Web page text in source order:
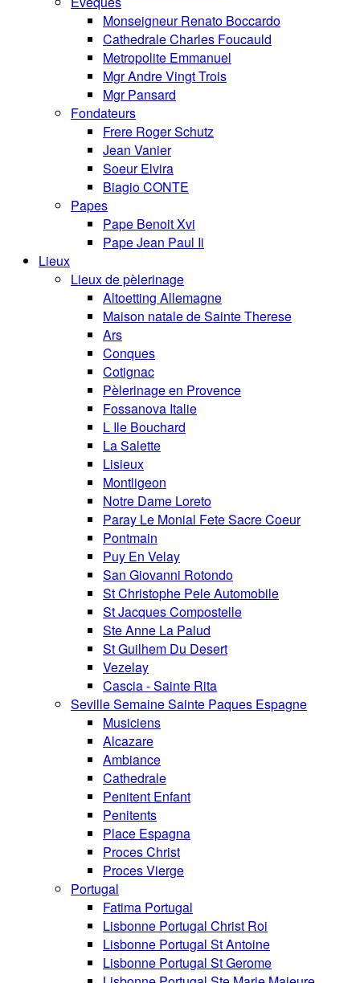
Monseigneur Renato Boccardo
Cathedrale Charles Foucauld
Metropolite Emmanuel
Mgr Andre Vingt Trois
Mgr Pansard
Fondateurs
Frere Roger Schutz
Jean Vanier
Soeur Elvira
Biagio CONTE
Papes
Pape Benoit Xvi
Pape Jean Paul Ii
Lieux
Lieux de pèlerinage
Altoetting Allemagne
Maison natale de Sainte Therese
Ars
Conques
Cotignac
Pèlerinage en Provence
Fossanova Italie
L Ile Bouchard
La Salette
Lisieux
Montligeon
Notre Dame Loreto
Paray Le Monial Fete Sacre Coeur
Pontmain
Puy En Velay
San Giovanni Rotondo
St Christophe Pele Automobile
St Jacques Compostelle
Ste Anne La Palud
St Guilhem Du Desert
Vezelay
Cascia - Sainte Rita
Seville Semaine Sainte Paques Espagne
Musiciens
Alcazare
Ambiance
Cathedrale
Penitent Enfant
Penitents
Place Espagna
Proces Christ
Proces Vierge
Portugal
Fatima Portugal
Lisbonne Portugal Christ Roi
Lisbonne Portugal St Antoine
Lisbonne Portugal St Gerome